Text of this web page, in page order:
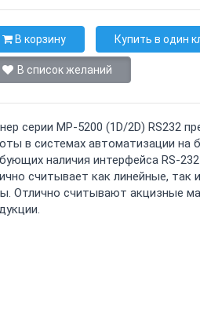
В корзину Купить в один
В список желаний
серии MP-5200 (1D/2D) RS232
в системах автоматизации на
наличия интерфейса RS-
считывает как линейные, так
Отлично считывают акцизные